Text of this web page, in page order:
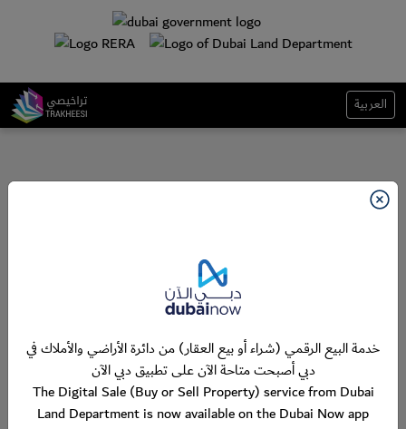
العربية
خدمة البيع الرقمي (شراء أو بيع العقار) من دائرة الأراضي والأملاك في
دبي أصبحت متاحة الآن على تطبيق دبي الآن
The Digital Sale (Buy or Sell Property) service from Dubai
Land Department is now available on the Dubai Now app